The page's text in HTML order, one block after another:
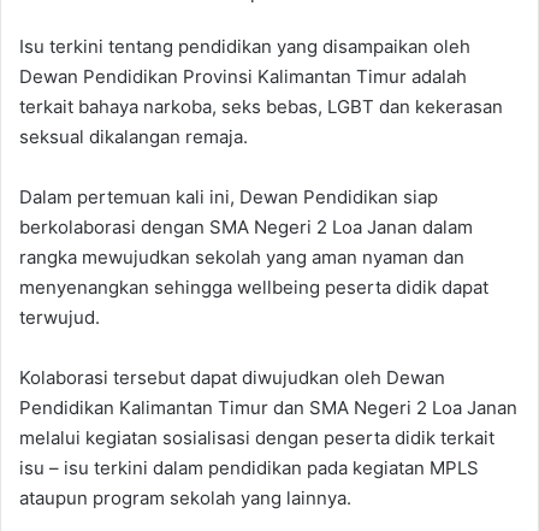
Isu terkini tentang pendidikan yang disampaikan oleh
Dewan Pendidikan Provinsi Kalimantan Timur adalah
terkait bahaya narkoba, seks bebas, LGBT dan kekerasan
seksual dikalangan remaja.
Dalam pertemuan kali ini, Dewan Pendidikan siap
berkolaborasi dengan SMA Negeri 2 Loa Janan dalam
rangka mewujudkan sekolah yang aman nyaman dan
menyenangkan sehingga wellbeing peserta didik dapat
terwujud.
Kolaborasi tersebut dapat diwujudkan oleh Dewan
Pendidikan Kalimantan Timur dan SMA Negeri 2 Loa Janan
melalui kegiatan sosialisasi dengan peserta didik terkait
isu – isu terkini dalam pendidikan pada kegiatan MPLS
ataupun program sekolah yang lainnya.